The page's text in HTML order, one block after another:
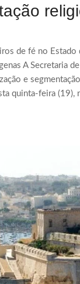
de fé no Estado
A Secretaria
e
quinta-feira